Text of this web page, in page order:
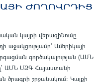
կայքի վերազինումը
աջակցությամբ՝ Ամերիկայի
գործակալության (ԱՄՆ
ԱՄՆ ՄԶԳ Հայաստանի
ծրագրի շրջանակում: Կայքի